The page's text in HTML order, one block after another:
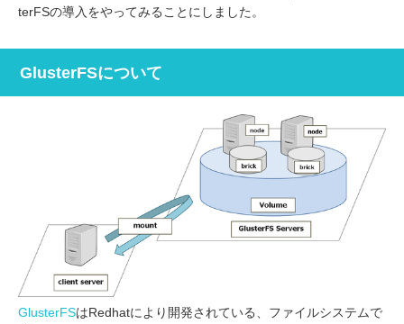
terFSの導入をやってみることにしました。
GlusterFSについて
GlusterFSはRedhatにより開発されている、ファイルシステムで